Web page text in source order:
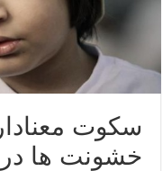
سکوت
خشونت ها در